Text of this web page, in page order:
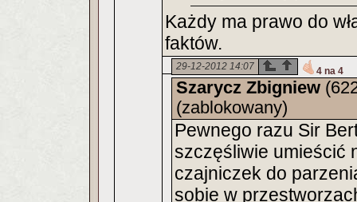
Każdy ma prawo do
faktów.
29-12-2012 14:07 4 na 4
Szarycz Zbigniew
(zablokowany)
Pewnego razu Sir
szczęśliwie umieścić
czajniczek do
sobie w